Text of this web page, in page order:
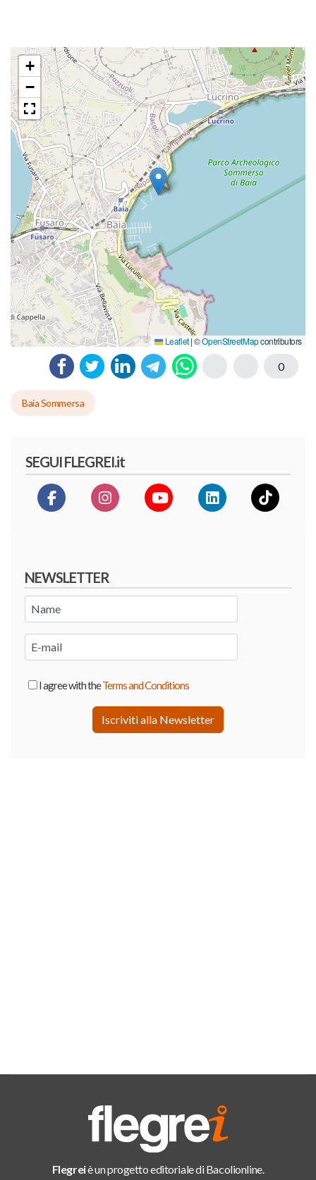
+
−
Leaflet|©OpenStreetMapcontributors
0
Baia Sommersa
SEGUI FLEGREI.it
NEWSLETTER
I agree with theTerms and Conditions
Flegreiè un progetto editoriale di Bacolionline.